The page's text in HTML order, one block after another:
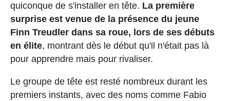
quiconque de s'installer en tête. La première
surprise est venue de la présence du jeune
Finn Treudler dans sa roue, lors de ses débuts
en élite, montrant dès le début qu'il n'était pas là
pour apprendre mais pour rivaliser.
Le groupe de tête est resté nombreux durant les
premiers instants, avec des noms comme Fabio